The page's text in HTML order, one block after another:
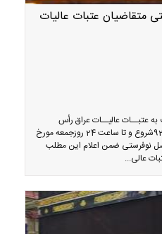
متقاضیان عتبات عالیات
عتبــات عالیــات عراق رأس
ســاعـت 9 صبــح روز شنبه 92/6/16شروع و تا ساعت 24 روزجمعه مورخ
نوفرستی ضمن اعلام این مطلب
عالی...